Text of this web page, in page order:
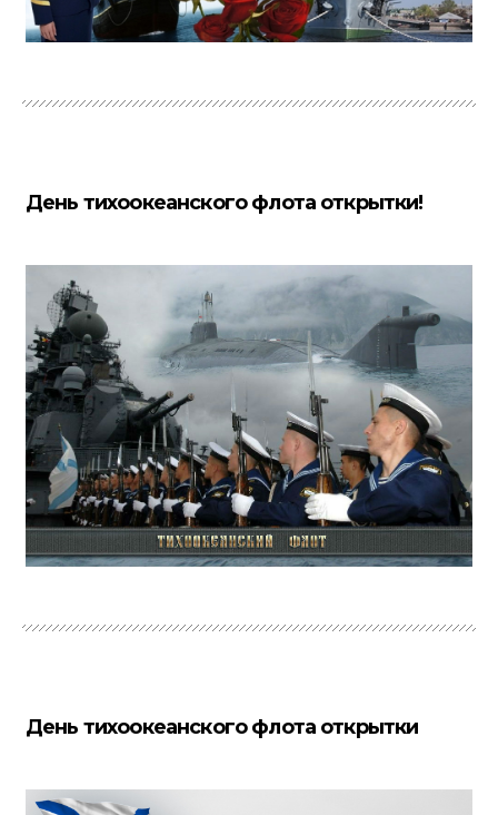
День тихоокеанского флота открытки!
День тихоокеанского флота открытки